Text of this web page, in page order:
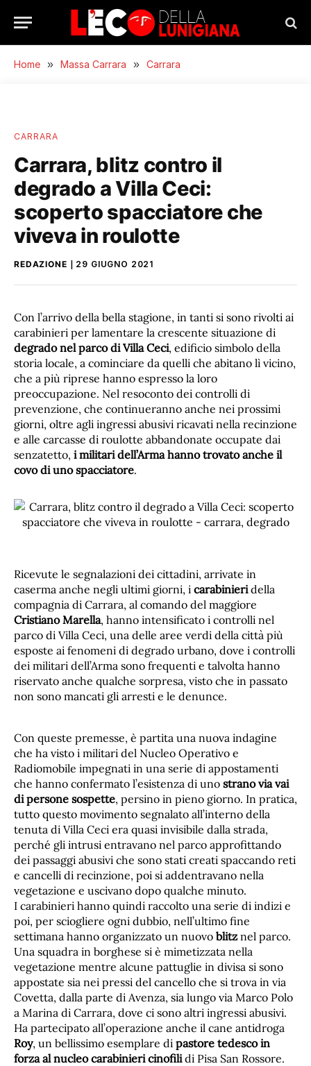
Home » Massa Carrara » Carrara
CARRARA
Carrara, blitz contro il
degrado a Villa Ceci:
scoperto spacciatore che
viveva in roulotte
REDAZIONE 29 GIUGNO 2021
Con l’arrivo della bella stagione, in tanti si sono rivolti ai
carabinieri per lamentare la crescente situazione di
degrado nel parco di Villa Ceci, edificio simbolo della
storia locale, a cominciare da quelli che abitano lì vicino,
che a più riprese hanno espresso la loro
preoccupazione. Nel resoconto dei controlli di
prevenzione, che continueranno anche nei prossimi
giorni, oltre agli ingressi abusivi ricavati nella recinzione
e alle carcasse di roulotte abbandonate occupate dai
senzatetto, i militari dell’Arma hanno trovato anche il
covo di uno spacciatore.
Ricevute le segnalazioni dei cittadini, arrivate in
caserma anche negli ultimi giorni, i carabinieridella
compagnia di Carrara, al comando del maggiore
Cristiano Marella, hanno intensificato i controlli nel
parco di Villa Ceci, una delle aree verdi della città più
esposte ai fenomeni di degrado urbano, dove i controlli
dei militari dell’Arma sono frequenti e talvolta hanno
riservato anche qualche sorpresa, visto che in passato
non sono mancati gli arresti e le denunce.
Con queste premesse, è partita una nuova indagine
che ha visto i militari del Nucleo Operativo e
Radiomobile impegnati in una serie di appostamenti
che hanno confermato l’esistenza di uno strano via vai
di persone sospette, persino in pieno giorno. In pratica,
tutto questo movimento segnalato all’interno della
tenuta di Villa Ceci era quasi invisibile dalla strada,
perché gli intrusi entravano nel parco approfittando
dei passaggi abusivi che sono stati creati spaccando reti
e cancelli di recinzione, poi si addentravano nella
vegetazione e uscivano dopo qualche minuto.
I carabinieri hanno quindi raccolto una serie di indizi e
poi, per sciogliere ogni dubbio, nell’ultimo fine
settimana hanno organizzato un nuovo blitz nel parco.
Una squadra in borghese si è mimetizzata nella
vegetazione mentre alcune pattuglie in divisa si sono
appostate sia nei pressi del cancello che si trova in via
Covetta, dalla parte di Avenza, sia lungo via Marco Polo
a Marina di Carrara, dove ci sono altri ingressi abusivi.
Ha partecipato all’operazione anche il cane antidroga
Roy, un bellissimo esemplare di pastore tedesco in
forza al nucleo carabinieri cinofilidi Pisa San Rossore.